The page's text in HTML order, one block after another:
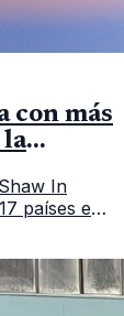
con más
la
In
países en
CDAG.